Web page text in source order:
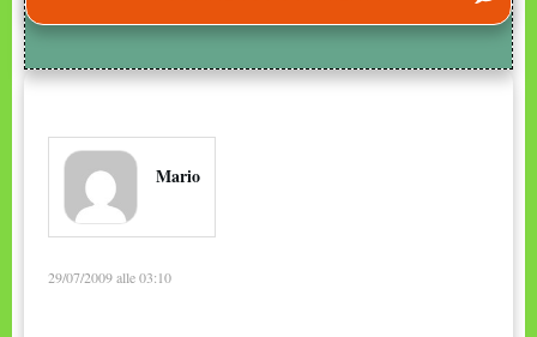
Mario
29/07/2009 alle 03:10